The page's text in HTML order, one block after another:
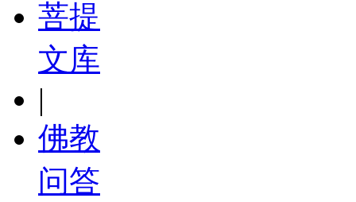
菩提
文库
|
佛教
问答